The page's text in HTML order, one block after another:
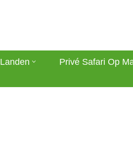
Landen
Privé Safari Op